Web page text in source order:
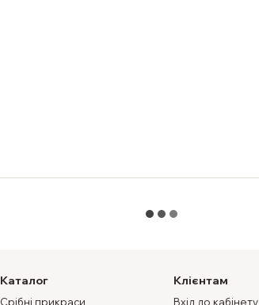
Каталог
Срібні прикраси
Клієнтам
Вхід до кабінету